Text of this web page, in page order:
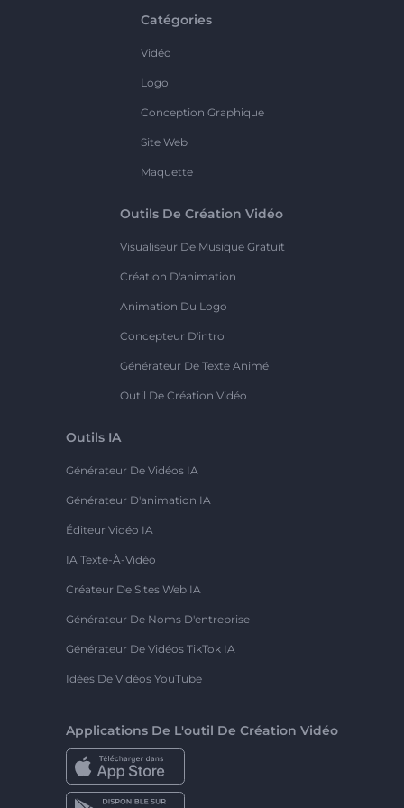
Catégories
Vidéo
Logo
Conception Graphique
Site Web
Maquette
Outils De Création Vidéo
Visualiseur De Musique Gratuit
Création D'animation
Animation Du Logo
Concepteur D'intro
Générateur De Texte Animé
Outil De Création Vidéo
Outils IA
Générateur De Vidéos IA
Générateur D'animation IA
Éditeur Vidéo IA
IA Texte-À-Vidéo
Créateur De Sites Web IA
Générateur De Noms D'entreprise
Générateur De Vidéos TikTok IA
Idées De Vidéos YouTube
Applications De L'outil De Création Vidéo